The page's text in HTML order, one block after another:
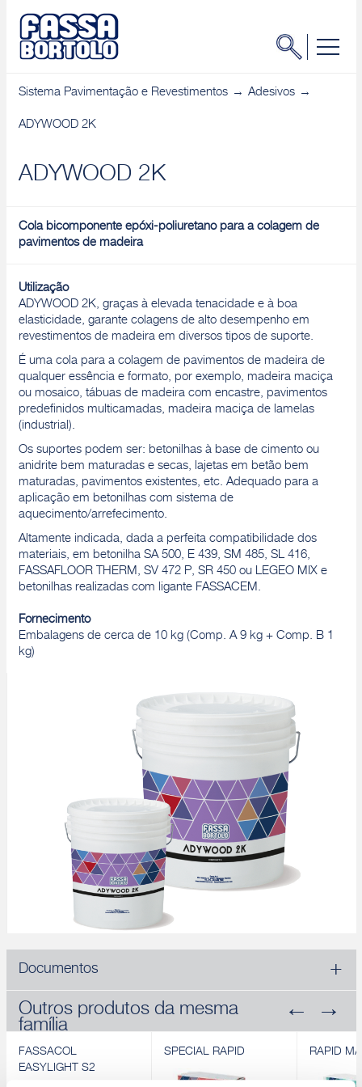
Sistema Pavimentação e Revestimentos Adesivos
ADYWOOD 2K
ADYWOOD 2K
Cola bicomponente epóxi-poliuretano para a colagem de
pavimentos de madeira
Utilização
ADYWOOD 2K, graças à elevada tenacidade e à boa
elasticidade, garante colagens de alto desempenho em
revestimentos de madeira em diversos tipos de suporte.
É uma cola para a colagem de pavimentos de madeira de
qualquer essência e formato, por exemplo, madeira maciça
ou mosaico, tábuas de madeira com encastre, pavimentos
predefinidos multicamadas, madeira maciça de lamelas
(industrial).
Os suportes podem ser: betonilhas à base de cimento ou
anidrite bem maturadas e secas, lajetas em betão bem
maturadas, pavimentos existentes, etc. Adequado para a
aplicação em betonilhas com sistema de
aquecimento/arrefecimento.
Altamente indicada, dada a perfeita compatibilidade dos
materiais, em betonilha SA 500, E 439, SM 485, SL 416,
FASSAFLOOR THERM, SV 472 P, SR 450 ou LEGEO MIX e
betonilhas realizadas com ligante FASSACEM.
Fornecimento
Embalagens de cerca de 10 kg (Comp. A 9 kg + Comp. B 1
kg)
Documentos
Outros produtos da mesma
família
FASSACOL
EASYLIGHT S2
SPECIAL RAPID RAPID